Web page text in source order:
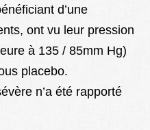
d’une
ont vu leur pression
à 135 / 85mm Hg)
placebo.
n’a été rapporté